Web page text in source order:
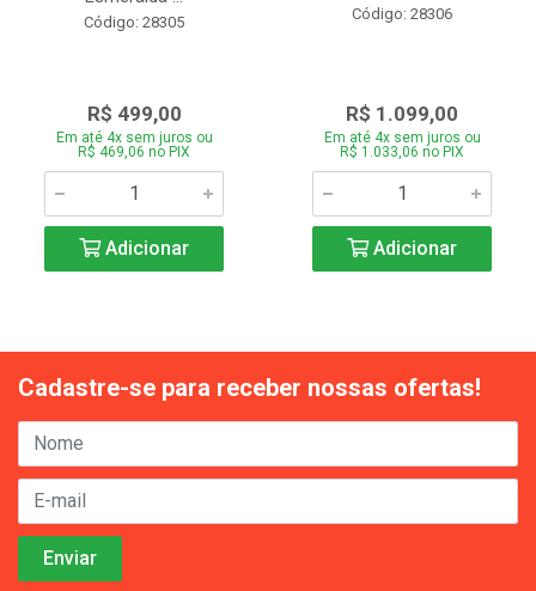
Código: 28305
R$ 499,00
Em até 4x sem juros ou
R$ 469,06 no PIX
Adicionar
Código: 28306
R$ 1.099,00
Em até 4x sem juros ou
R$ 1.033,06 no PIX
Adicionar
Cadastre-se para receber nossas ofertas!